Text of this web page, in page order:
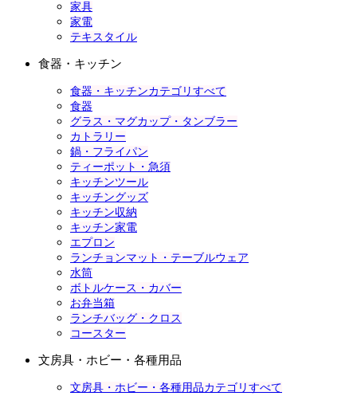
家具
家電
テキスタイル
食器・キッチン
食器・キッチンカテゴリすべて
食器
グラス・マグカップ・タンブラー
カトラリー
鍋・フライパン
ティーポット・急須
キッチンツール
キッチングッズ
キッチン収納
キッチン家電
エプロン
ランチョンマット・テーブルウェア
水筒
ボトルケース・カバー
お弁当箱
ランチバッグ・クロス
コースター
文房具・ホビー・各種用品
文房具・ホビー・各種用品カテゴリすべて